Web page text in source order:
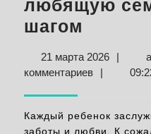
любящую
шагом
Как
21 марта 202621
марта
|
комментариев
|
Каждый ребенок
заботы и любви. К